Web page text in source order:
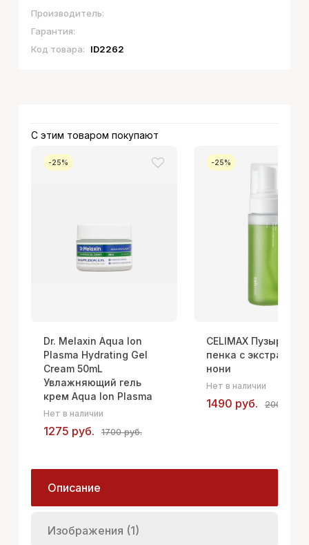
Производитель:
Гарантия:
Код товара:
ID2262
С этим товаром покупают
-25%
Dr. Melaxin Aqua Ion
Plasma Hydrating Gel
Cream 50mL
Увлажняющий гель
крем Aqua Ion Plasma
Нет в наличии
1275 руб. 1700 руб.
-25%
CELIMAX
пенка с экстрактом
нони
Нет в наличии
1490 руб. 2000 руб.
Описание
Изображения (1)